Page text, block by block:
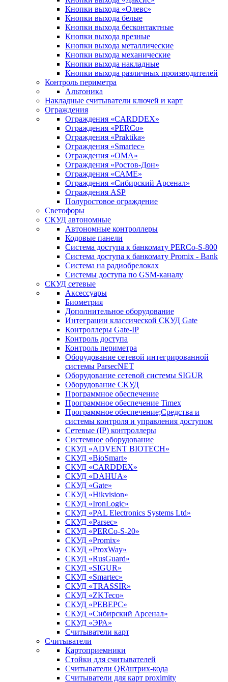
Кнопки выхода «Олевс»
Кнопки выхода белые
Кнопки выхода бесконтактные
Кнопки выхода врезные
Кнопки выхода металлические
Кнопки выхода механические
Кнопки выхода накладные
Кнопки выхода различных производителей
Контроль периметра
Альтоника
Накладные считыватели ключей и карт
Ограждения
Ограждения «CARDDEX»
Ограждения «PERCo»
Ограждения «Praktika»
Ограждения «Smartec»
Ограждения «ОМА»
Ограждения «Ростов-Дон»
Ограждения «САМЕ»
Ограждения «Сибирский Арсенал»
Ограждения ASP
Полуростовое ограждение
Светофоры
СКУД автономные
Автономные контроллеры
Кодовые панели
Система доступа к банкомату PERCo-S-800
Система доступа к банкомату Promix - Bank
Система на радиобрелоках
Системы доступа по GSM-каналу
СКУД сетевые
Аксессуары
Биометрия
Дополнительное оборудование
Интеграции классической СКУД Gate
Контроллеры Gate-IP
Контроль доступа
Контроль периметра
Оборудование сетевой интегрированной
системы ParsecNET
Оборудование сетевой системы SIGUR
Оборудование СКУД
Программное обеспечение
Программное обеспечение Timex
Программное обеспечение;Средства и
системы контроля и управления доступом
Сетевые (IP) контроллеры
Системное оборудование
СКУД «ADVENT BIOTECH»
СКУД «BioSmart»
СКУД «CARDDEX»
СКУД «DAHUA»
СКУД «Gate»
СКУД «Hikvision»
СКУД «IronLogic»
СКУД «PAL Electronics Systems Ltd»
СКУД «Parsec»
СКУД «PERCo-S-20»
СКУД «Promix»
СКУД «ProxWay»
СКУД «RusGuard»
СКУД «SIGUR»
СКУД «Smartec»
СКУД «TRASSIR»
СКУД «ZKTeco»
СКУД «РЕВЕРС»
СКУД «Сибирский Арсенал»
СКУД «ЭРА»
Считыватели карт
Считыватели
Картоприемники
Стойки для считывателей
Считыватели QR/штрих-кода
Считыватели для карт proximity